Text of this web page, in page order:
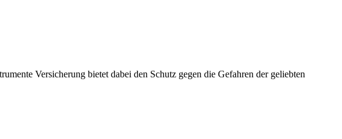
Versicherung bietet dabei den Schutz gegen die Gefahren der geliebten